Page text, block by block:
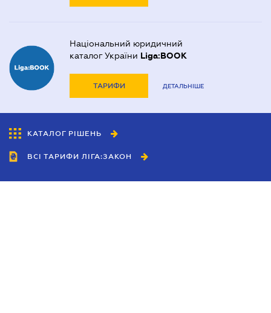
Національний юридичний
каталог України Liga:BOOK
ТАРИФИ ДЕТАЛЬНІШЕ
КАТАЛОГ РІШЕНЬ
ВСІ ТАРИФИ ЛІГА:ЗАКОН